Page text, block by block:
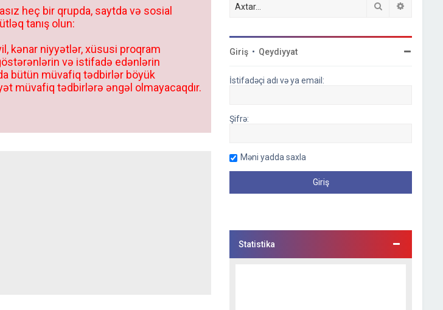
heç bir qrupda, saytda və sosial
tanış olun:
kənar niyyətlər, xüsusi proqram
və istifadə edənlərin
bütün müvafiq tədbirlər böyük
müvafiq tədbirlərə əngəl olmayacaqdır.
Axtar
Giriş • Qeydiyyat
İstifadəçi adı və ya email:
Şifrə:
Məni yadda saxla
Statistika